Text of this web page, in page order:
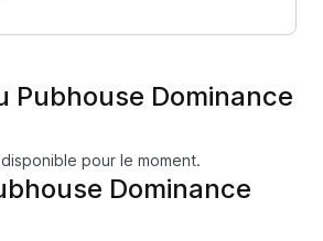
Pubhouse Dominance
pour le moment.
Dominance